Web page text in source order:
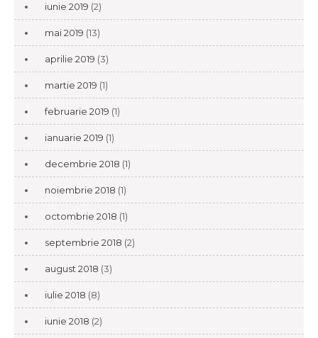
iunie 2019 (2)
mai 2019 (13)
aprilie 2019 (3)
martie 2019 (1)
februarie 2019 (1)
ianuarie 2019 (1)
decembrie 2018 (1)
noiembrie 2018 (1)
octombrie 2018 (1)
septembrie 2018 (2)
august 2018 (3)
iulie 2018 (8)
iunie 2018 (2)